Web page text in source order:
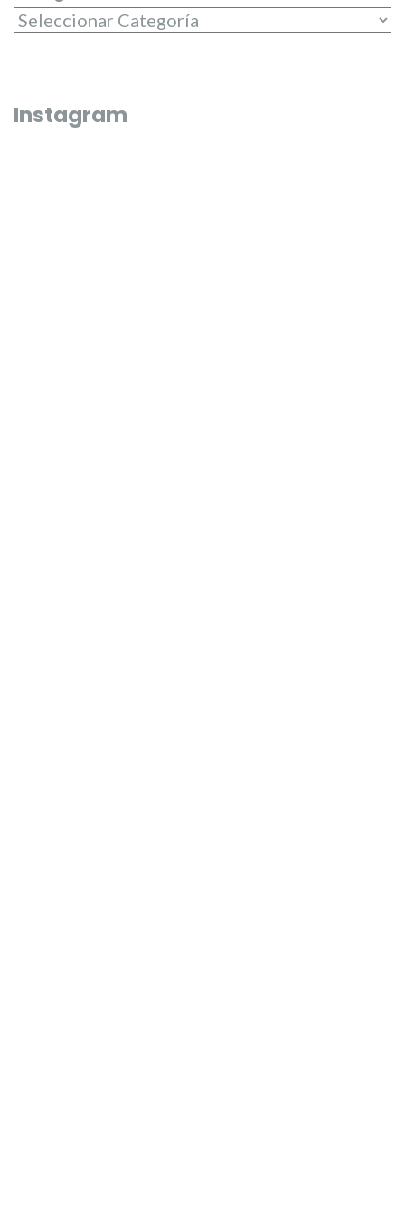
Instagram